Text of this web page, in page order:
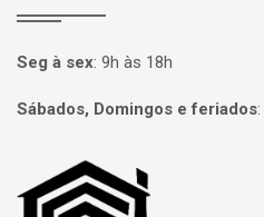
Seg à sex: 9h às 18h
Sábados, Domingos e feriados:
Página inicial